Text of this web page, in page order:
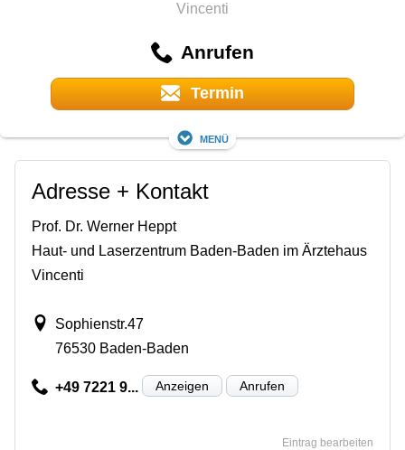
Vincenti
Anrufen
Termin
Menü
Adresse + Kontakt
Prof. Dr. Werner Heppt
Haut- und Laserzentrum Baden-Baden im Ärztehaus
Vincenti
Sophienstr.47
76530 Baden-Baden
+49 7221 9... Anzeigen Anrufen
Eintrag bearbeiten